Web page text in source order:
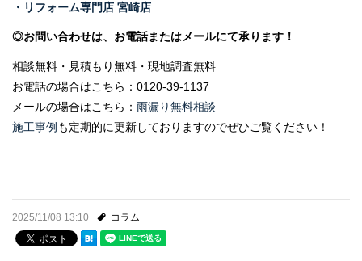
・リフォーム専門店 宮崎店
◎お問い合わせは、お電話またはメールにて承ります！
相談無料・見積もり無料・現地調査無料
お電話の場合はこちら： 0120-39-1137
メールの場合はこちら： 雨漏り無料相談
施工事例 も定期的に更新しておりますのでぜひご覧ください！
2025/11/08 13:10 コラム